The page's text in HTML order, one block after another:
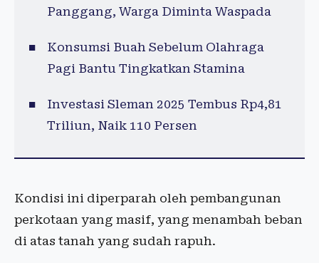
Panggang, Warga Diminta Waspada
Konsumsi Buah Sebelum Olahraga
Pagi Bantu Tingkatkan Stamina
Investasi Sleman 2025 Tembus Rp4,81
Triliun, Naik 110 Persen
Kondisi ini diperparah oleh pembangunan
perkotaan yang masif, yang menambah beban
di atas tanah yang sudah rapuh.